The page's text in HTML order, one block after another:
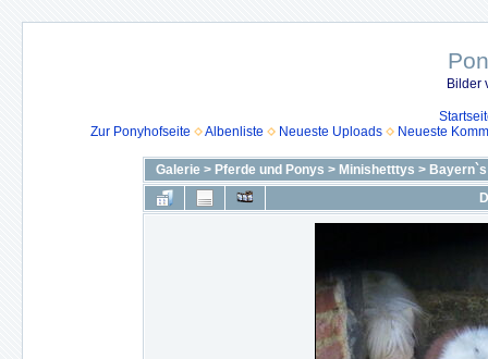
Bilder
Zur Ponyhofseite
Albenliste Neueste Uploads Neueste
Galerie > Pferde und Ponys > Minishetttys >